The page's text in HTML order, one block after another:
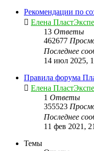
Рекомендации по
Елена
13 Ответы
462677
Последнее
14 июл 2025,
Правила форума
Елена
1 Ответы
355523
Последнее
11 фев 2021,
Темы